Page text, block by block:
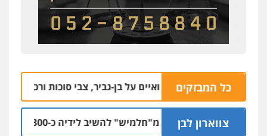
כל המבזקים
התחזה לאחר ואיים על בן-גביר, צבי סוכות ורכז בשב"כ
צווארון לבן
המדינה תובעת מ"חלמיש" להשיב לידיה כ-1,300 דירות שנבנו לטובת הציבור